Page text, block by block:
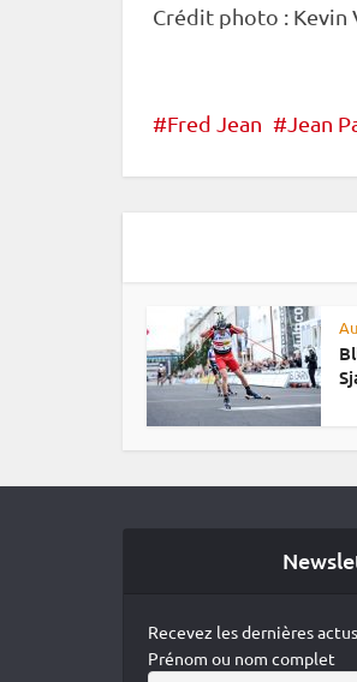
Crédit photo : Kevin
Fred Jean Jean
Recevez les dernières
Prénom ou nom complet